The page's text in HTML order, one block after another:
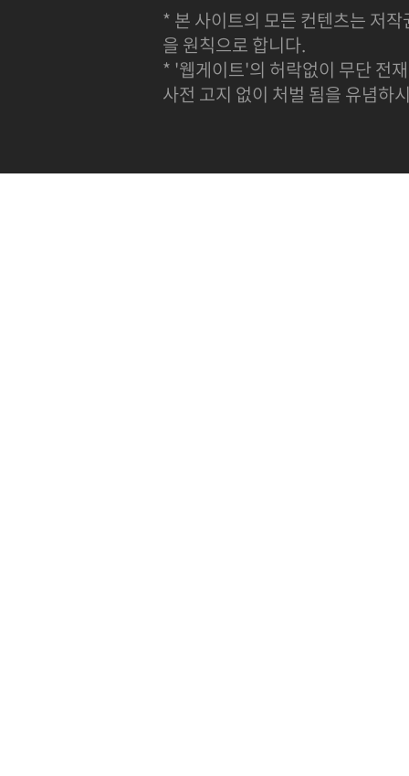
* 본 사이트의 모든 컨텐츠는 저
을 원칙으로 합니다.
* '웹게이트'의 허락없이 무단 전
사전 고지 없이 처벌 됨을 유념하